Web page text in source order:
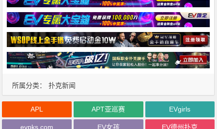
所属分类： 扑克新闻
APL APT亚巡赛 EVgirls
evpks.com EV女孩 EV德州扑克